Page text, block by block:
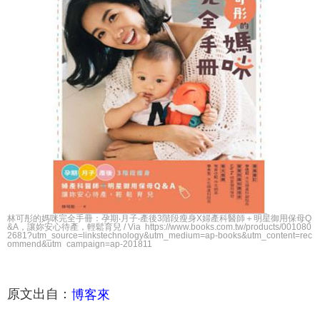
林可彤的媽咪完全手冊：孕期‧月子‧產後3階段瘦身X婦產科醫師＋明星御用保母Q
&A，讓妳安心待產，輕鬆育兒 / Via https://www.books.com.tw/products/001080
2681?utm_source=linkstechnology&utm_medium=ap-books&utm_content=rec
ommend&utm_campaign=ap-201811
原文出自： 博客來